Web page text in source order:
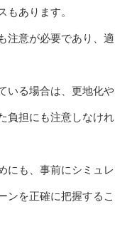
もあります。
注意が必要であり、適
いる場合は、更地化や
負担にも注意しなけれ
にも、事前にシミュレ
ンを正確に把握するこ